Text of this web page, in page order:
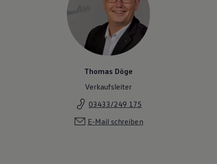
Thomas Döge
Verkaufsleiter
03433/249 175
E-Mail schreiben